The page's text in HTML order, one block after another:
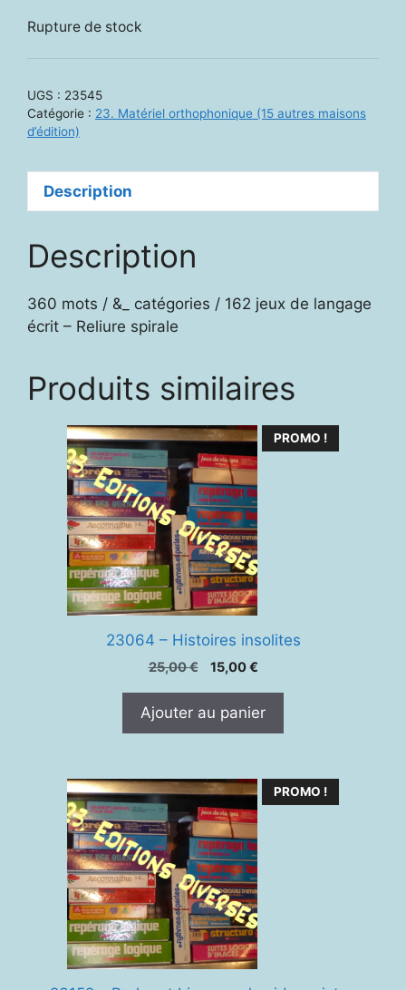
Rupture de stock
UGS : 23545
Catégorie : 23. Matériel orthophonique (15 autres maisons
d’édition)
Description
Description
360 mots / &_ catégories / 162 jeux de langage
écrit – Reliure spirale
Produits similaires
PROMO !
23064 – Histoires insolites
25,00€
Le
était :
15,00€Le
est :
Ajouter au panier
PROMO !